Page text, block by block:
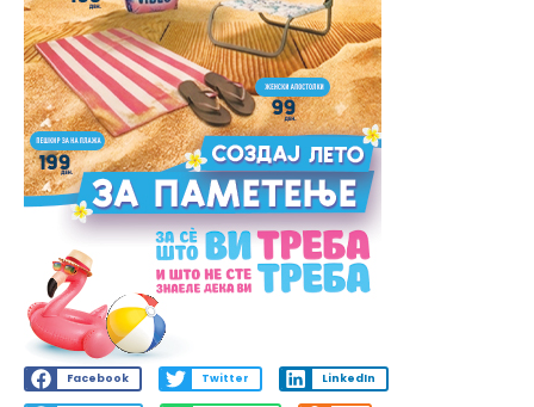
Facebook Twitter LinkedIn